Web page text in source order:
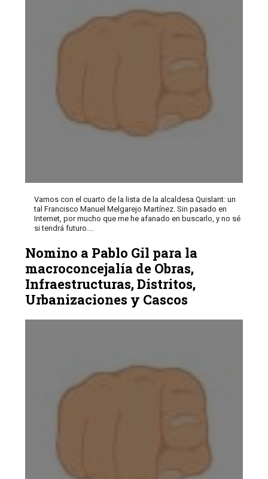
Vamos con el cuarto de la lista de la alcaldesa Quislant: un
tal Francisco Manuel Melgarejo Martínez. Sin pasado en
Internet, por mucho que me he afanado en buscarlo, y no sé
si tendrá futuro....
Nomino a Pablo Gil para la
macroconcejalía de Obras,
Infraestructuras, Distritos,
Urbanizaciones y Cascos